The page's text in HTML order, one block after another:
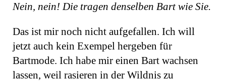
Nein, nein! Die tragen denselben Bart wie Sie.
Das ist mir noch nicht aufgefallen. Ich will
jetzt auch kein Exempel hergeben für
Bartmode. Ich habe mir einen Bart wachsen
lassen, weil rasieren in der Wildnis zu